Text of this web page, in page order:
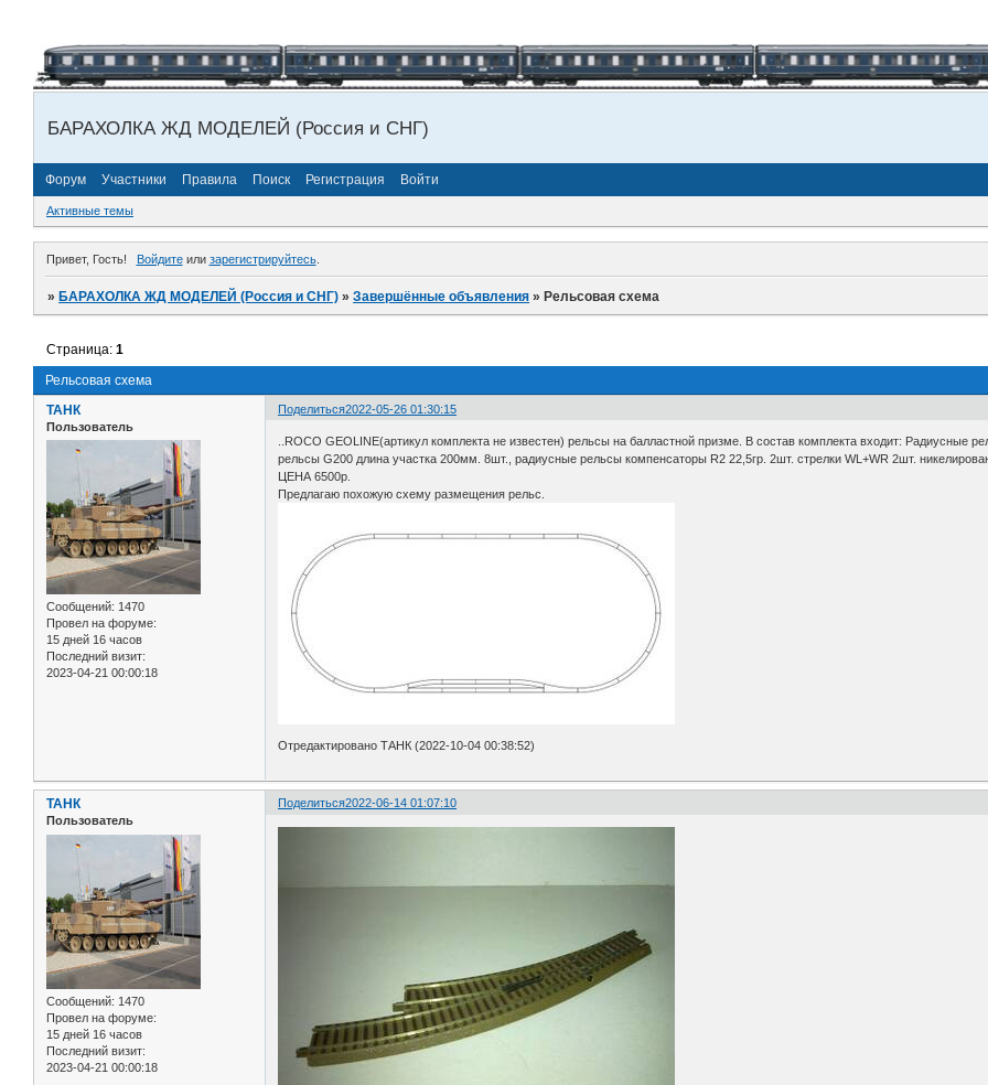
БАРАХОЛКА ЖД МОДЕЛЕЙ (Россия и СНГ)
Форум Участники Правила Поиск Регистрация Войти
Активные темы
Привет, Гость! Войдитеили зарегистрируйтесь.
»БАРАХОЛКА ЖД МОДЕЛЕЙ (Россия и СНГ) »Завершённые объявления »Рельсовая схема
Рельсовая схема
Страница:1
Поделиться2022-05-26 01:30:15
ТАНК
Пользователь
Сообщений: 1470
Провел на форуме:
15 дней 16 часов
Последний визит:
2023-04-21 00:00:18
..ROCO GEOLINE(артикул комплекта не известен) рельсы на балластной призме. В состав комплекта входит:
рельсы G200 длина участка 200мм. 8шт., радиусные рельсы компенсаторы R2 22,5гр. 2шт. стрелки WL+WR 2шт.
ЦЕНА 6500р.
Предлагаю похожую схему размещения рельс.
Отредактировано ТАНК (2022-10-04 00:38:52)
Поделиться2022-06-14 01:07:10
ТАНК
Пользователь
Сообщений: 1470
Провел на форуме:
15 дней 16 часов
Последний визит:
2023-04-21 00:00:18